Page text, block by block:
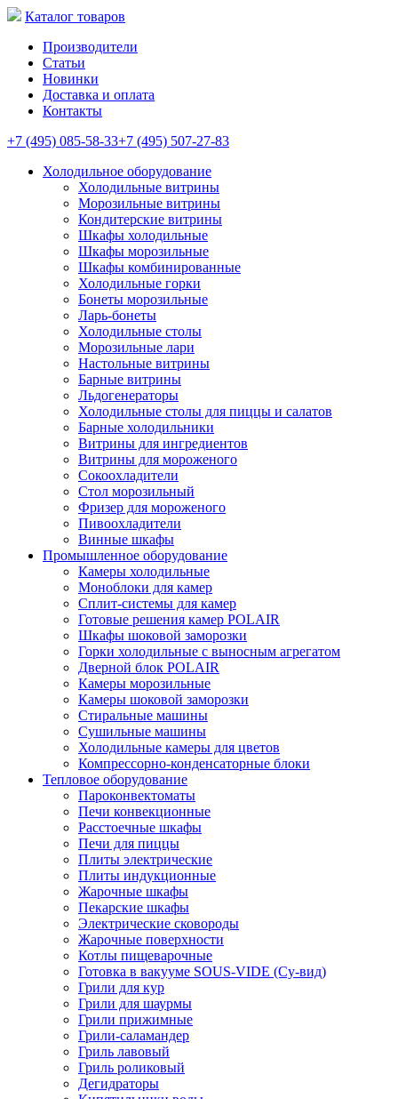
Каталог товаров
Производители
Статьи
Новинки
Доставка и оплата
Контакты
+7 (495) 085-58-33+7 (495) 507-27-83
Холодильное оборудование
Холодильные витрины
Морозильные витрины
Кондитерские витрины
Шкафы холодильные
Шкафы морозильные
Шкафы комбинированные
Холодильные горки
Бонеты морозильные
Ларь-бонеты
Холодильные столы
Морозильные лари
Настольные витрины
Барные витрины
Льдогенераторы
Холодильные столы для пиццы и салатов
Барные холодильники
Витрины для ингредиентов
Витрины для мороженого
Сокоохладители
Стол морозильный
Фризер для мороженого
Пивоохладители
Винные шкафы
Промышленное оборудование
Камеры холодильные
Моноблоки для камер
Сплит-системы для камер
Готовые решения камер POLAIR
Шкафы шоковой заморозки
Горки холодильные с выносным агрегатом
Дверной блок POLAIR
Камеры морозильные
Камеры шоковой заморозки
Стиральные машины
Сушильные машины
Холодильные камеры для цветов
Компрессорно-конденсаторные блоки
Тепловое оборудование
Пароконвектоматы
Печи конвекционные
Расстоечные шкафы
Печи для пиццы
Плиты электрические
Плиты индукционные
Жарочные шкафы
Пекарские шкафы
Электрические сковороды
Жарочные поверхности
Котлы пищеварочные
Готовка в вакууме SOUS-VIDE (Су-вид)
Грили для кур
Грили для шаурмы
Грили прижимные
Грили-саламандер
Гриль лавовый
Гриль роликовый
Дегидраторы